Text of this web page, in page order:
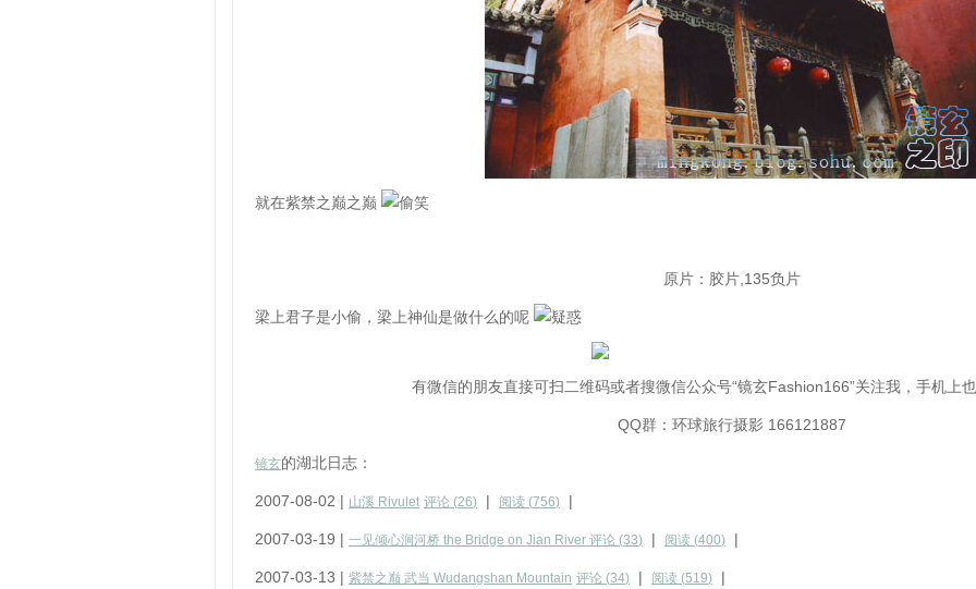
就在紫禁之巅之巅
原片：胶片,135负片
梁上君子是小偷，梁上神仙是做什么的呢
有微信的朋友直接可扫二维码或者搜微信公众号“镜玄Fashion166”关注我，手机上
QQ群：环球旅行摄影 166121887
镜玄的湖北日志：
2007-08-02 | 山溪 Rivulet 评论 (26) | 阅读 (756) |
2007-03-19 | 一见倾心涧河桥 the Bridge on Jian River 评论 (33) | 阅读 (400) |
2007-03-13 | 紫禁之巅 武当 Wudangshan Mountain 评论 (34) | 阅读 (519) |